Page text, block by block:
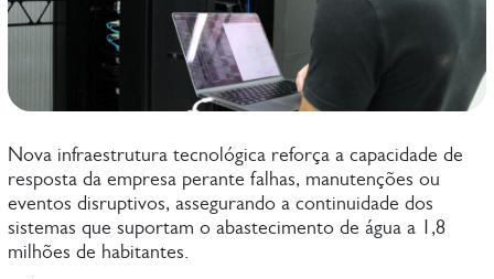
Nova infraestrutura tecnológica reforça a capacidade de
resposta da empresa perante falhas, manutenções ou
eventos disruptivos, assegurando a continuidade dos
sistemas que suportam o abastecimento de água a 1,8
milhões de habitantes.